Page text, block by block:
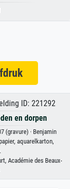
ID: 221292
en dorpen
(gravure) · Benjamin
aquarelkarton,
Académie des Beaux-